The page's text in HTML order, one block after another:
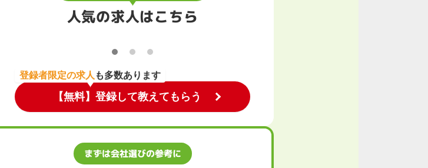
人気の求人はこちら
登録者限定の求人も多数あります
【無料】登録して教えてもらう
まずは会社選びの参考に